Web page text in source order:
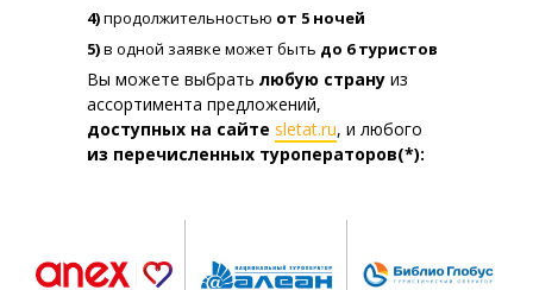
Вы можете выбрать любую страну из
ассортимента предложений,
доступных на сайте sletat.ru, и любого
из перечисленных туроператоров(*):
4)продолжительностью от 5 ночей
5)в одной заявке может быть до 6 туристов